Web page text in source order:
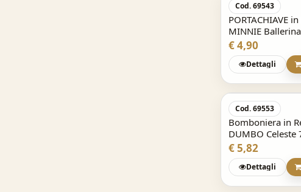
Cod. 69543
PORTACHIAVE
MINNIE Ballerina
€ 4,90
Dettagli
Cod. 69553
Bomboniera in
DUMBO Celeste
€ 5,82
Dettagli